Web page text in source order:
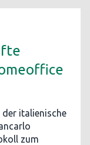
italienische
zum